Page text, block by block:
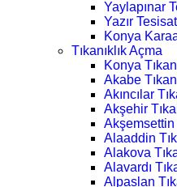
Yaylapınar
Yazır
Konya
Tıkanıklık Açma
Konya
Akabe
Akıncılar
Akşehir
Akşemsettin
Alaaddin
Alakova
Alavardı
Alpaslan